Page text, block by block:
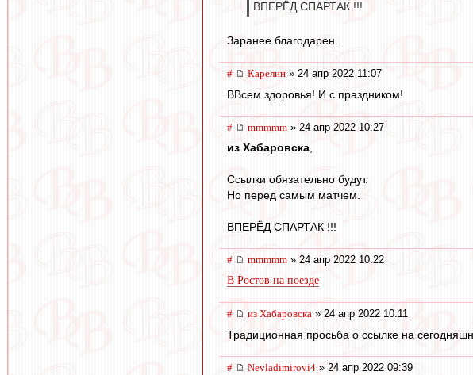
ВПЕРЁД СПАРТАК !!!
Заранее благодарен.
# Карелин » 24 апр 2022 11:07
ВВсем здоровья! И с праздником!
# mmmmm » 24 апр 2022 10:27
из Хабаровска,
Ссылки обязательно будут.
Но перед самым матчем.
ВПЕРЁД СПАРТАК !!!
# mmmmm » 24 апр 2022 10:22
В Ростов на поезде
# из Хабаровска » 24 апр 2022 10:11
Традиционная просьба о ссылке на
# Nevladimirovi4 » 24 апр 2022 09:39